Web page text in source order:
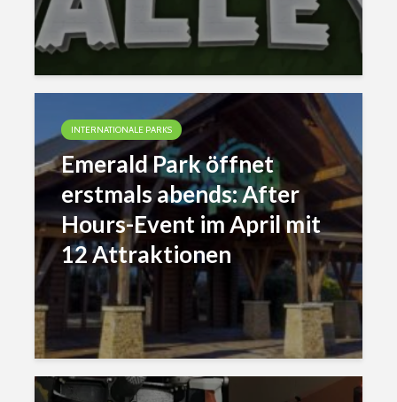
INTERNATIONALE PARKS
Emerald Park öffnet
erstmals abends: After
Hours-Event im April mit
12 Attraktionen